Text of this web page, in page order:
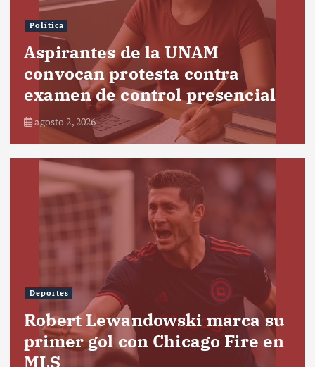
Política
Aspirantes de la UNAM
convocan protesta contra
examen de control presencial
agosto 2, 2026
Deportes
Robert Lewandowski marca su
primer gol con Chicago Fire en
MLS